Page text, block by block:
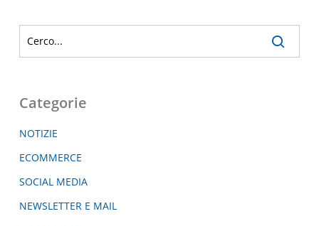
Categorie
NOTIZIE
ECOMMERCE
SOCIAL MEDIA
NEWSLETTER E MAIL